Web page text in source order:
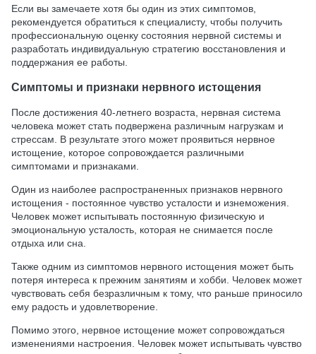
Если вы замечаете хотя бы один из этих симптомов,
рекомендуется обратиться к специалисту, чтобы получить
профессиональную оценку состояния нервной системы и
разработать индивидуальную стратегию восстановления и
поддержания ее работы.
Симптомы и признаки нервного истощения
После достижения 40-летнего возраста, нервная система
человека может стать подвержена различным нагрузкам и
стрессам. В результате этого может проявиться нервное
истощение, которое сопровождается различными
симптомами и признаками.
Один из наиболее распространенных признаков нервного
истощения - постоянное чувство усталости и изнеможения.
Человек может испытывать постоянную физическую и
эмоциональную усталость, которая не снимается после
отдыха или сна.
Также одним из симптомов нервного истощения может быть
потеря интереса к прежним занятиям и хобби. Человек может
чувствовать себя безразличным к тому, что раньше приносило
ему радость и удовлетворение.
Помимо этого, нервное истощение может сопровождаться
изменениями настроения. Человек может испытывать чувство